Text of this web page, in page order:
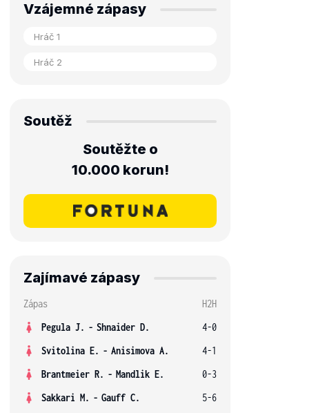
Vzájemné zápasy
Soutěž
Soutěžte o
10.000 korun!
Zajímavé zápasy
Zápas
H2H
Pegula J. - Shnaider D.
4-0
Svitolina E. - Anisimova A.
4-1
Brantmeier R. - Mandlik E.
0-3
Sakkari M. - Gauff C.
5-6